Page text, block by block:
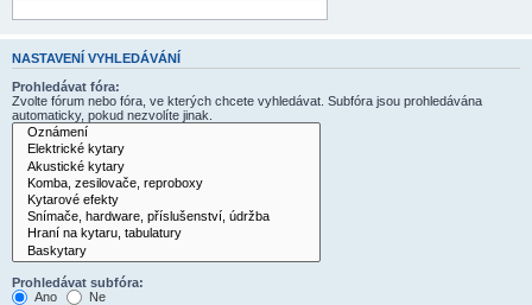
NASTAVENÍ VYHLEDÁVÁNÍ
Prohledávat fóra:
Zvolte fórum nebo fóra, ve kterých chcete vyhledávat. Subfóra jsou prohledávána
automaticky, pokud nezvolíte jinak.
Prohledávat subfóra:
Ano
Ne